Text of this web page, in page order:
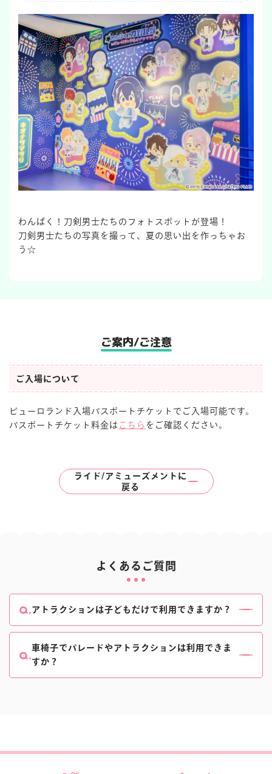
わんぱく！刀剣男士たちのフォトスポットが登場！
刀剣男士たちの写真を撮って、夏の思い出を作っちゃお
う☆
ご案内/ご注意
ご入場について
ピューロランド入場パスポートチケットでご入場可能です。
パスポートチケット料金は こちら をご確認ください。
ライド/アミューズメントに
戻る
よくあるご質問
アトラクションは子どもだけで利用できますか？
小学生未満(未就学児)のお客様には、中学生以上の保
護者様のご同伴をお願いいたします。
車椅子でパレードやアトラクションは利用できま
すか？